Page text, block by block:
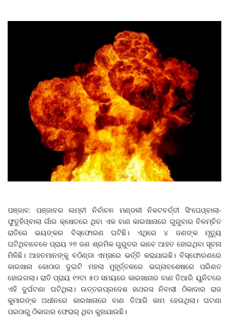
ପଞ୍ଜାବ: ପଞ୍ଜାବର ଲମ୍ବୀ ନିର୍ବାଚନ ମଣ୍ଡଳୀ ନିକଟବର୍ତ୍ତୀ ସିଂଘେଓ୍ବାଲା-
ଫୁତୁହିଓ୍ବାଲା ଗାଁର କ୍ଷେତରେ ଥିବା ଏକ ବାଣ କାରଖାନାରେ ଗୁରୁବାର ବିଳମ୍ବିତ
ରାତିରେ ଭୟଙ୍କର ବିସ୍ଫୋରଣ ଘଟିଛି। ଏଥିରେ ୪ ଜଣଙ୍କ ମୃତ୍ୟୁ
ଘଟିଥିବାବେଳେ ପ୍ରାୟ ୨୭ ଜଣ ଶ୍ରମିକ ଗୁରୁତର ଭାବେ ଆହତ ହୋଇଥିବା ସୂଚନା
ମିଳିଛି। ଆହତମାନଙ୍କୁ ବଠିଣ୍ଡା ଏମ୍ସରେ ଭର୍ତ୍ତି କରାଯାଇଛି। ବିସ୍ଫୋରଣରେ
କାରଖାନା କୋଠାର ଦୁଇଟି ମହଲା ମୁହୂର୍ତ୍ତକରେ ଭଗ୍ନାବଶେଷରେ ପରିଣତ
ହୋଇଗଲା। ରାତି ପ୍ରାୟ ୧୨ଟା ୫୦ ସମୟରେ କାରଖାନାର ବାଣ ତିଆରି ୟୁନିଟରେ
ଏହି ଦୁର୍ଘଟଣା ଘଟିଥିଲା। ଉତ୍ତରପ୍ରଦେଶ ହାଥରସ ନିବାସୀ ଠିକାଦାର ରାଜ
କୁମାରଙ୍କ ଅଧୀନରେ କାରଖାନାରେ ବାଣ ତିଆରି କାମ ହେଉଥିଲା। ଘଟଣା
ପରଠାରୁ ଠିକାଦାର ଫେରାର୍ ଥିବା କୁହାଯାଉଛି।